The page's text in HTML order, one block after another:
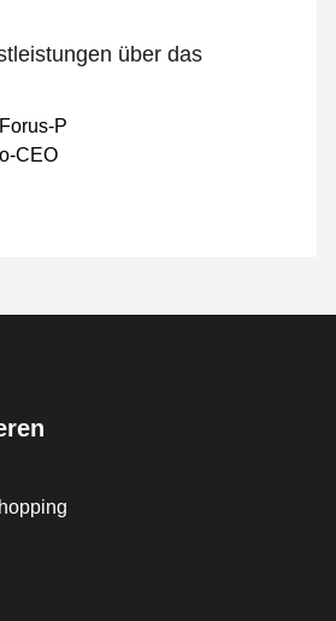
über das
CEO